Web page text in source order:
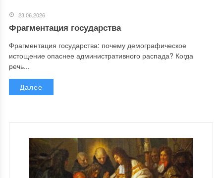
23.06.2026
Фрагментация государства
Фрагментация государства: почему демографическое
истощение опаснее административного распада? Когда
речь...
Далее